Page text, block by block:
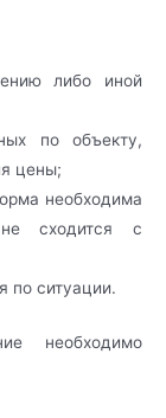
либо иной
по объекту,
цены;
необходима
сходится с
по ситуации.
необходимо